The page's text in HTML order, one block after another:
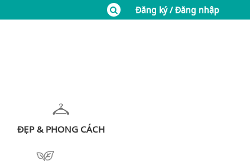
Đăng ký / Đăng nhập
ĐẸP & PHONG CÁCH